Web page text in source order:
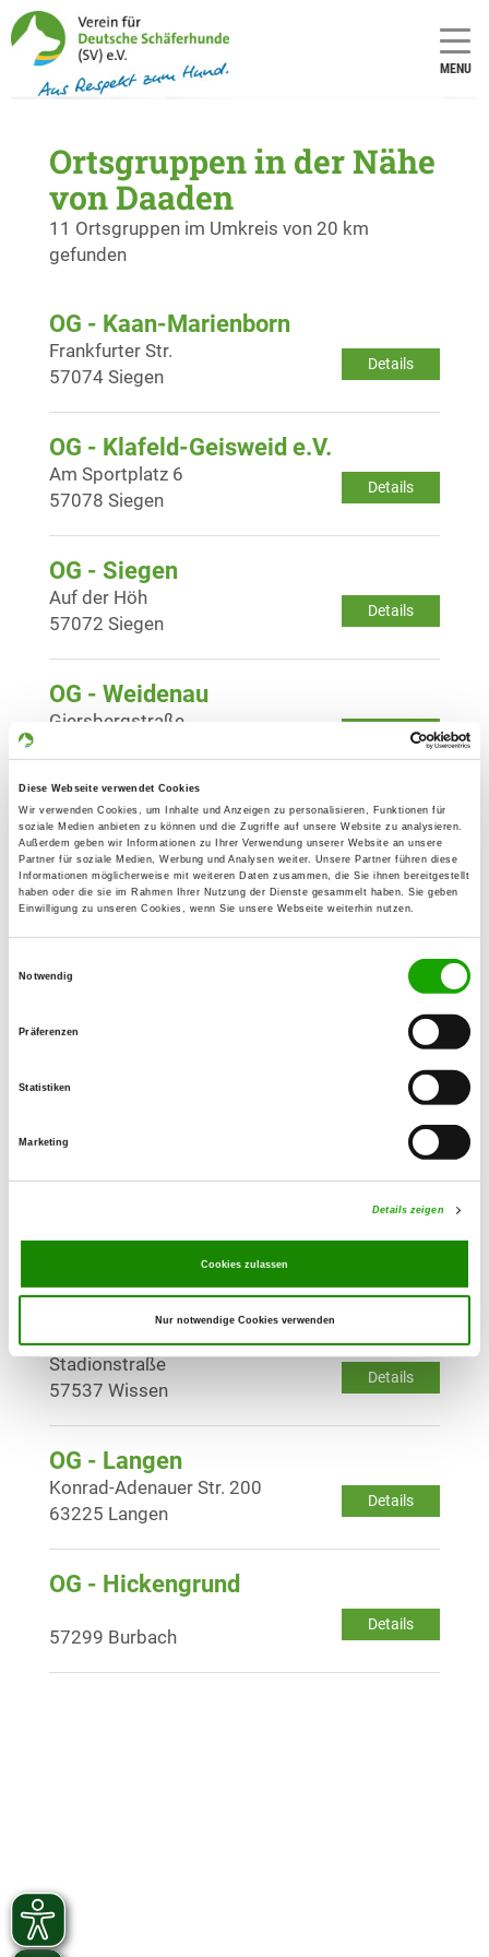
Diese Webseite verwendet Cookies
Wir verwenden Cookies, um Inhalte und Anzeigen zu personalisieren, Funktionen für
soziale Medien anbieten zu können und die Zugriffe auf unsere Website zu analysieren.
Außerdem geben wir Informationen zu Ihrer Verwendung unserer Website an unsere
Partner für soziale Medien, Werbung und Analysen weiter. Unsere Partner führen diese
Informationen möglicherweise mit weiteren Daten zusammen, die Sie ihnen bereitgestellt
haben oder die sie im Rahmen Ihrer Nutzung der Dienste gesammelt haben. Sie geben
Einwilligung zu unseren Cookies, wenn Sie unsere Webseite weiterhin nutzen.
Notwendig
Präferenzen
Statistiken
Marketing
Details zeigen
Cookies zulassen
Nur notwendige Cookies verwenden
MENU
Ortsgruppen in der Nähe
von Daaden
11 Ortsgruppen im Umkreis von 20 km
gefunden
OG - Kaan-Marienborn
Details
Frankfurter Str.
57074 Siegen
OG - Klafeld-Geisweid e.V.
Details
Am Sportplatz 6
57078 Siegen
OG - Siegen
Details
Auf der Höh
57072 Siegen
OG - Weidenau
Details
Giersbergstraße
OG - Wilnsdorf
Details
Hinterm Brand
57234 Wilnsdorf
OG - Haiger und Umgebung
Details
Horstraße (zum Haigerfeld)
Wehbach
Details
57548 Kirchen
Kornhahnstraße
OG - Siegtal, Sitz Wissen/Sieg
Details
Stadionstraße
57537 Wissen
OG - Langen
Details
Konrad-Adenauer Str. 200
63225 Langen
OG - Hickengrund
Details
57299 Burbach